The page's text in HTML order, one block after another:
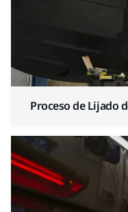
Proceso de Lijado